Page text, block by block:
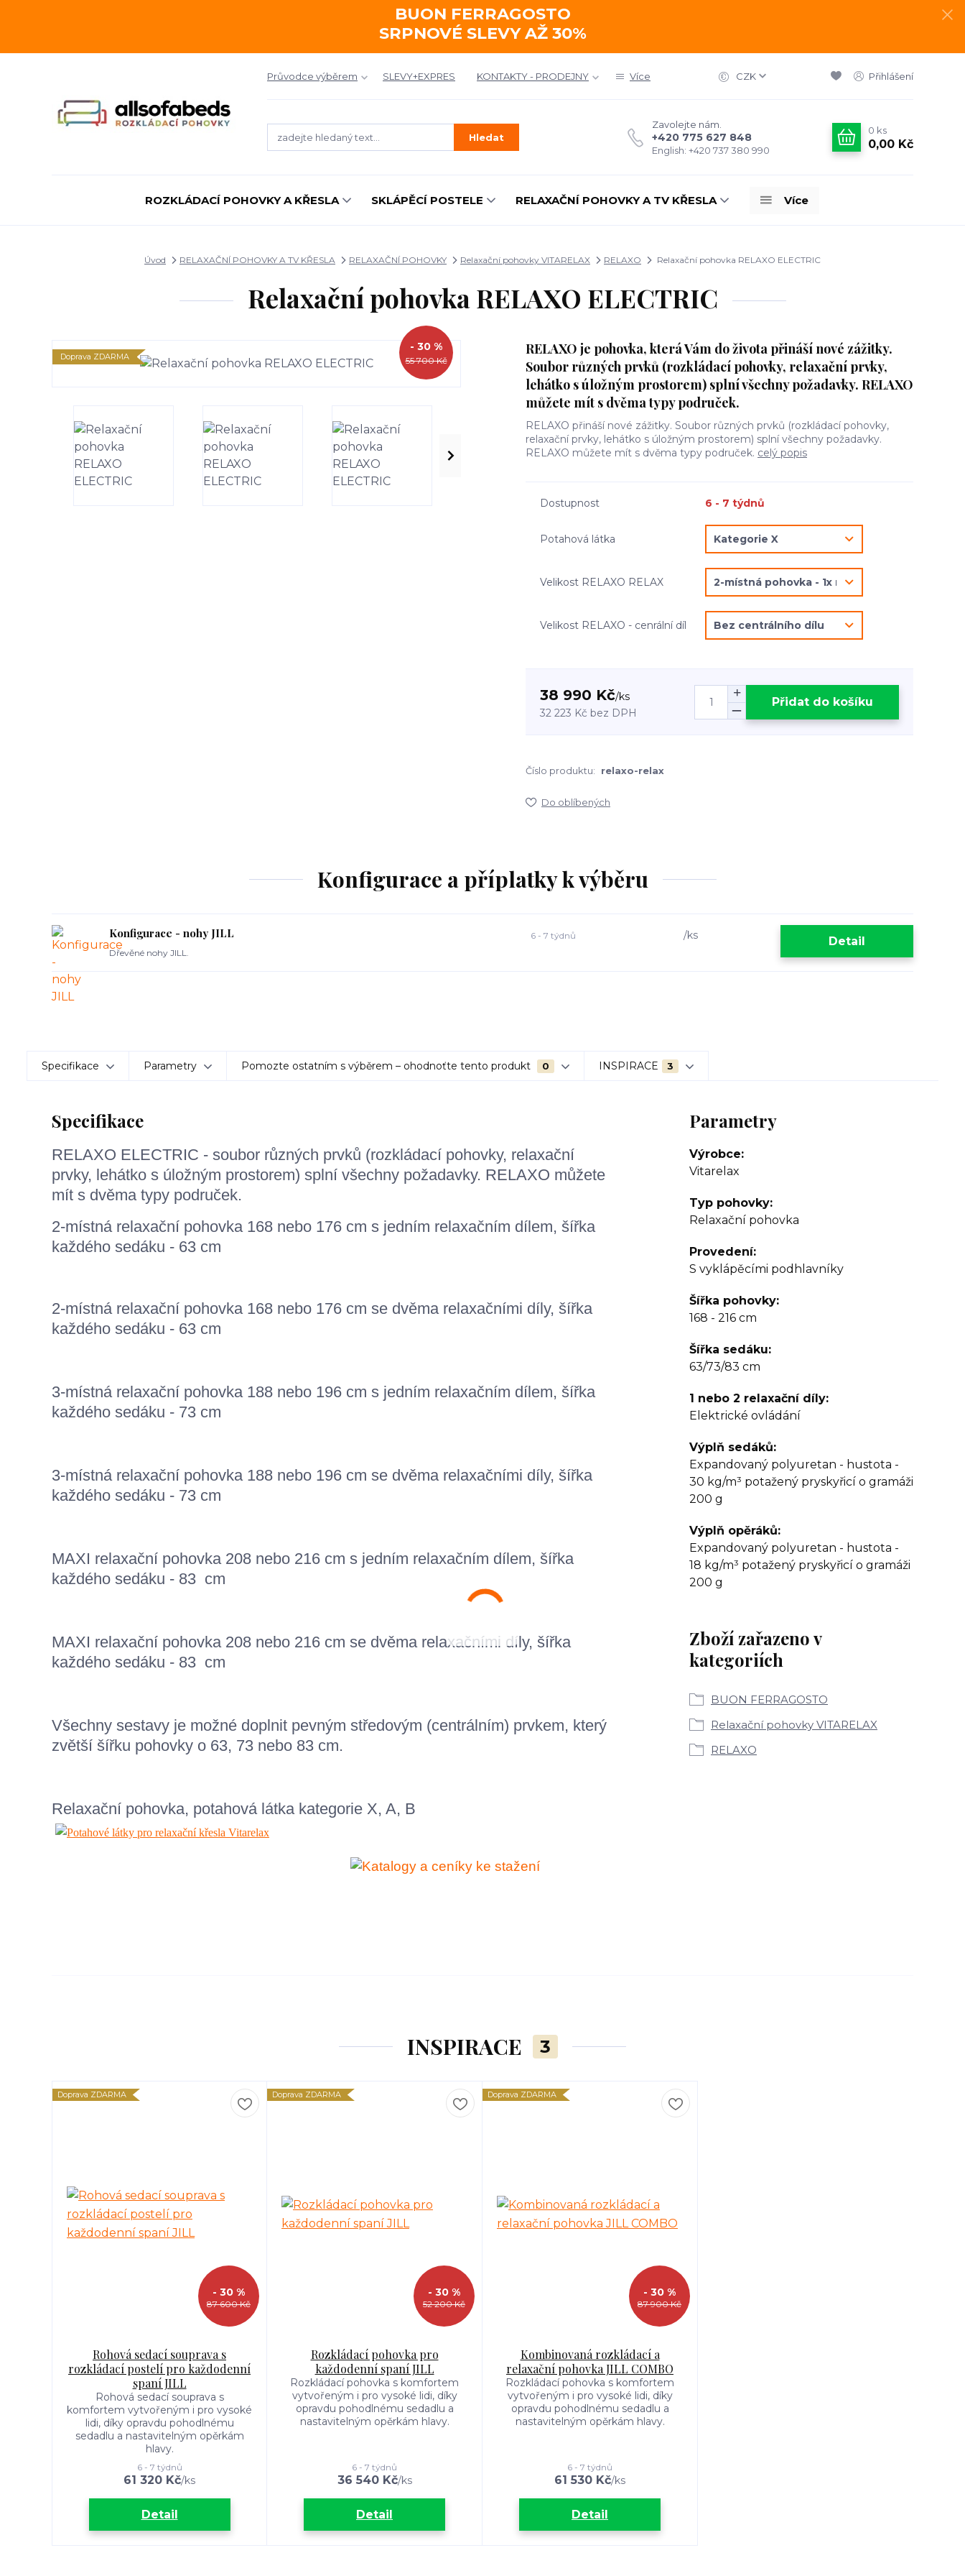
BUON FERRAGOSTO
SRPNOVÉ SLEVY AŽ 30%
Průvodce výběrem SLEVY+EXPRES KONTAKTY - PRODEJNY Více CZK Přihlášení
Hledat
Zavolejte nám.
+420 775 627 848
English: +420 737 380 990
0 ks
0,00 Kč
ROZKLÁDACÍ POHOVKY A KŘESLA SKLÁPĚCÍ POSTELE RELAXAČNÍ POHOVKY A TV KŘESLA Více
Úvod RELAXAČNÍ POHOVKY A TV KŘESLA RELAXAČNÍ POHOVKY Relaxační pohovky VITARELAX RELAXO Relaxační pohovka RELAXO ELECTRIC
Relaxační pohovka RELAXO ELECTRIC
Doprava ZDARMA 55 700 Kč
- 30 %
RELAXO je pohovka, která Vám do života přináší nové zážitky.
Soubor různých prvků (rozkládací pohovky, relaxační prvky,
lehátko s úložným prostorem) splní všechny požadavky. RELAXO
můžete mít s dvěma typy područek.
RELAXO přináší nové zážitky. Soubor různých prvků (rozkládací pohovky,
relaxační prvky, lehátko s úložným prostorem) splní všechny požadavky.
RELAXO můžete mít s dvěma typy područek. celý popis
Dostupnost 6 - 7 týdnů
Potahová látka
Velikost RELAXO RELAX
Velikost RELAXO - cenrální díl
38 990 Kč/ks
32 223 Kč bez DPH
Přidat do košíku
Číslo produktu: relaxo-relax
Do oblíbených
Konfigurace a příplatky k výběru
Konfigurace - nohy JILL
Dřevěné nohy JILL.
/ks
6 - 7 týdnů Detail
Specifikace Parametry Pomozte ostatním s výběrem – ohodnoťte tento produkt 0 INSPIRACE 3
Specifikace
RELAXO ELECTRIC - soubor různých prvků (rozkládací pohovky, relaxační
prvky, lehátko s úložným prostorem) splní všechny požadavky. RELAXO můžete
mít s dvěma typy područek.
2-místná relaxační pohovka 168 nebo 176 cm s jedním relaxačním dílem, šířka
každého sedáku - 63 cm
2-místná relaxační pohovka 168 nebo 176 cm se dvěma relaxačními díly, šířka
každého sedáku - 63 cm
3-místná relaxační pohovka 188 nebo 196 cm s jedním relaxačním dílem, šířka
každého sedáku - 73 cm
3-místná relaxační pohovka 188 nebo 196 cm se dvěma relaxačními díly, šířka
každého sedáku - 73 cm
MAXI relaxační pohovka 208 nebo 216 cm s jedním relaxačním dílem, šířka
každého sedáku - 83 cm
MAXI relaxační pohovka 208 nebo 216 cm se dvěma relaxačními díly, šířka
každého sedáku - 83 cm
Všechny sestavy je možné doplnit pevným středovým (centrálním) prvkem, který
zvětší šířku pohovky o 63, 73 nebo 83 cm.
Relaxační pohovka, potahová látka kategorie X, A, B
Parametry
Výrobce
Vitarelax
Typ pohovky
Relaxační pohovka
Provedení
S vyklápěcími podhlavníky
Šířka pohovky
168 - 216 cm
Šířka sedáku
63/73/83 cm
1 nebo 2 relaxační díly
Elektrické ovládání
Výplň sedáků
Expandovaný polyuretan - hustota -
30 kg/m³ potažený pryskyřicí o gramáži
200 g
Výplň opěráků
Expandovaný polyuretan - hustota -
18 kg/m³ potažený pryskyřicí o gramáži
200 g
Zboží zařazeno v
kategoriích
BUON FERRAGOSTO
Relaxační pohovky VITARELAX
RELAXO
INSPIRACE 3
Doprava ZDARMA
87 600 Kč
- 30 %
Rohová sedací souprava s
rozkládací postelí pro každodenní
spaní JILL
Rohová sedací souprava s
komfortem vytvořeným i pro vysoké
lidi, díky opravdu pohodlnému
sedadlu a nastavitelným opěrkám
hlavy.
61 320 Kč/ks
6 - 7 týdnů
Detail
Doprava ZDARMA
52 200 Kč
- 30 %
Rozkládací pohovka pro
každodenní spaní JILL
Rozkládací pohovka s komfortem
vytvořeným i pro vysoké lidi, díky
opravdu pohodlnému sedadlu a
nastavitelným opěrkám hlavy.
36 540 Kč/ks
6 - 7 týdnů
Detail
Doprava ZDARMA
87 900 Kč
- 30 %
Kombinovaná rozkládací a
relaxační pohovka JILL COMBO
Rozkládací pohovka s komfortem
vytvořeným i pro vysoké lidi, díky
opravdu pohodlnému sedadlu a
nastavitelným opěrkám hlavy.
61 530 Kč/ks
6 - 7 týdnů
Detail